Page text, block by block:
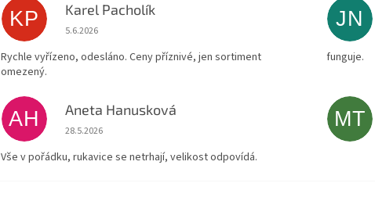
KP Karel Pacholík
Hodnocení obchodu je 4 z 5 hvězdiček.
5.6.2026
Rychle vyřízeno, odesláno. Ceny příznivé, jen sortiment
omezený.
JN
funguje.
AH Aneta Hanusková
Hodnocení obchodu je 5 z 5 hvězdiček.
28.5.2026
Vše v pořádku, rukavice se netrhají, velikost odpovídá.
MT